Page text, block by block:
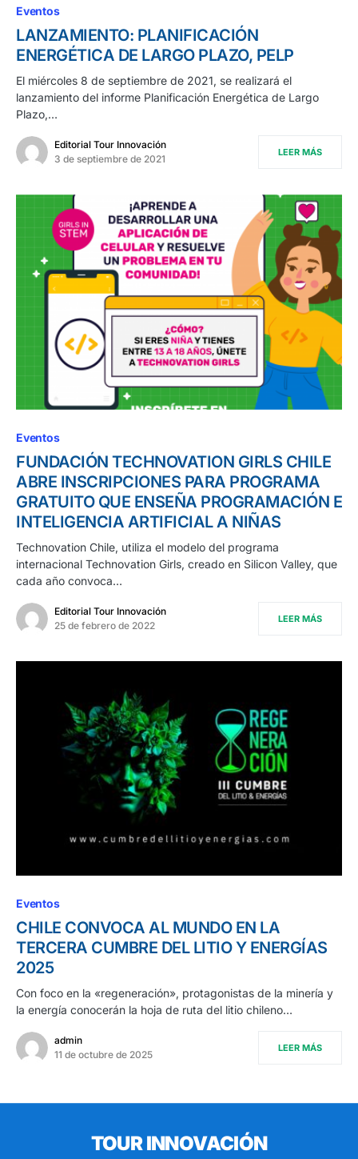
Eventos
LANZAMIENTO: PLANIFICACIÓN
ENERGÉTICA DE LARGO PLAZO, PELP
El miércoles 8 de septiembre de 2021, se realizará el
lanzamiento del informe Planificación Energética de Largo
Plazo,…
Editorial Tour Innovación
3 de septiembre de 2021
LEER MÁS
Eventos
FUNDACIÓN TECHNOVATION GIRLS CHILE
ABRE INSCRIPCIONES PARA PROGRAMA
GRATUITO QUE ENSEÑA PROGRAMACIÓN E
INTELIGENCIA ARTIFICIAL A NIÑAS
Technovation Chile, utiliza el modelo del programa
internacional Technovation Girls, creado en Silicon Valley, que
cada año convoca…
Editorial Tour Innovación
25 de febrero de 2022
LEER MÁS
Eventos
CHILE CONVOCA AL MUNDO EN LA
TERCERA CUMBRE DEL LITIO Y ENERGÍAS
2025
Con foco en la «regeneración», protagonistas de la minería y
la energía conocerán la hoja de ruta del litio chileno…
admin
11 de octubre de 2025
LEER MÁS
TOUR INNOVACIÓN